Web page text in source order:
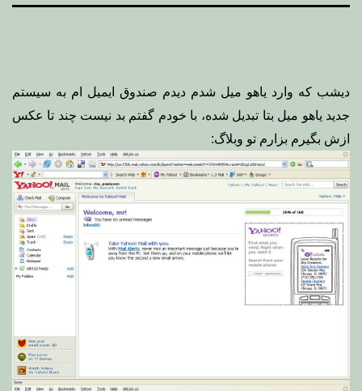
دیشب که وارد یاهو میل شدم دیدم صندوق ایمیل ام به سیستم
جدید یاهو میل بتا تبدیل شده، با خودم گفتم بد نیست چند تا عکس
ازش بگیرم بزارم تو وبلاگ: